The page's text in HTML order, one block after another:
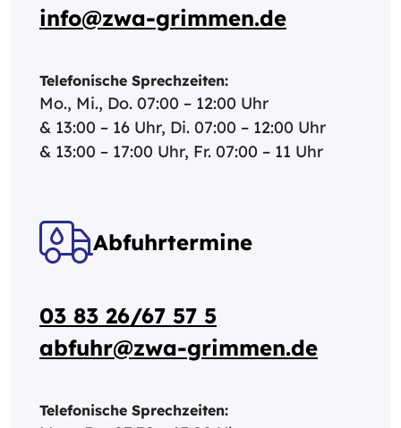
info@zwa-grimmen.de
Telefonische Sprechzeiten:
Mo., Mi., Do. 07:00 – 12:00 Uhr
& 13:00 – 16 Uhr, Di. 07:00 – 12:00 Uhr
& 13:00 – 17:00 Uhr, Fr. 07:00 – 11 Uhr
Abfuhrtermine
03 83 26/67 57 5
abfuhr@zwa-grimmen.de
Telefonische Sprechzeiten: